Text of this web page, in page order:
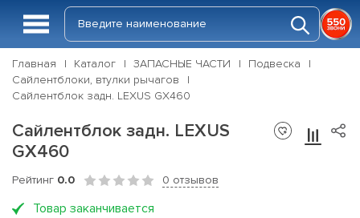
Главная Каталог ЗАПАСНЫЕ ЧАСТИ
Подвеска
Сайлентблоки, втулки рычагов
Сайлентблок задн. LEXUS GX460
Сайлентблок задн. LEXUS
GX460
Рейтинг 0.0 0 отзывов
Товар заканчивается